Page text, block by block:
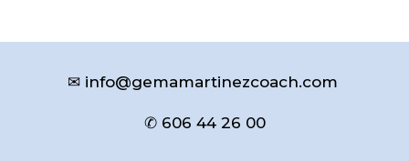
✉ info@gemamartinezcoach.com
✆ 606 44 26 00